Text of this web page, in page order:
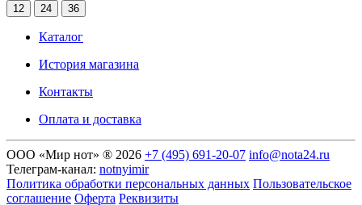
12 24 36
Каталог
История магазина
Контакты
Оплата и доставка
ООО «Мир нот» ® 2026 +7 (495) 691-20-07 info@nota24.ru
Телеграм-канал: notnyimir
Политика обработки персональных данных Пользовательское
соглашение Оферта Реквизиты